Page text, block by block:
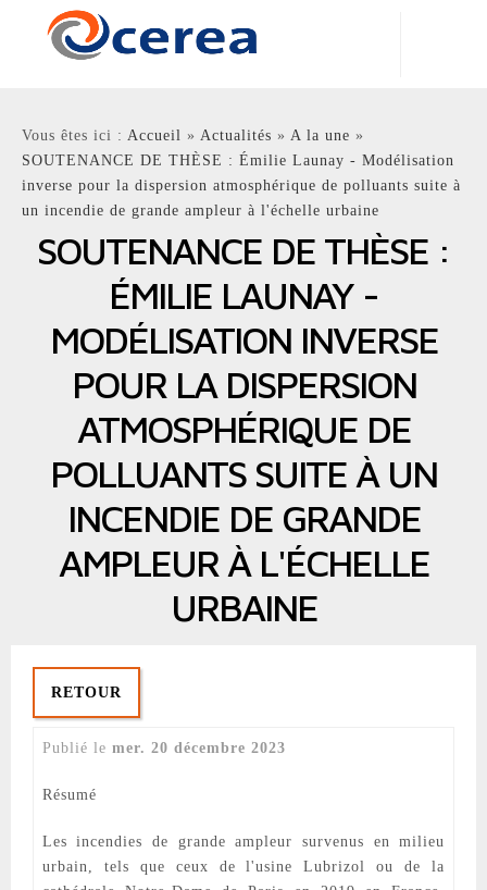
Laboratoire Commun
École nationale des ponts et chaussées - EDF R&D
Vous êtes ici : Accueil » Actualités » A la une »
SOUTENANCE DE THÈSE : Émilie Launay - Modélisation
inverse pour la dispersion atmosphérique de polluants suite à
un incendie de grande ampleur à l'échelle urbaine
SOUTENANCE DE THÈSE :
ÉMILIE LAUNAY -
MODÉLISATION INVERSE
POUR LA DISPERSION
ATMOSPHÉRIQUE DE
POLLUANTS SUITE À UN
INCENDIE DE GRANDE
AMPLEUR À L'ÉCHELLE
URBAINE
RETOUR
mer. 20 décembre 2023
Résumé
Les incendies de grande ampleur survenus en milieu
urbain, tels que ceux de l'usine Lubrizol ou de la